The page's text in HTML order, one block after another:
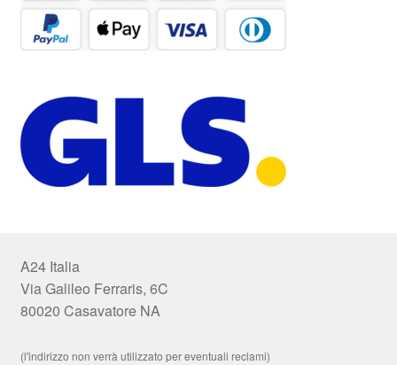
A24 Italia
Via Galileo Ferraris, 6C
80020 Casavatore NA
(l'indirizzo non verrà utilizzato per eventuali reclami)